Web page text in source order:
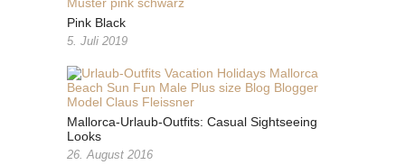
Pink Black
5. Juli 2019
Mallorca-Urlaub-Outfits: Casual Sightseeing
Looks
26. August 2016